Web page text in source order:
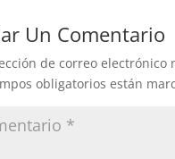
Un Comentario
de correo electrónico
obligatorios están